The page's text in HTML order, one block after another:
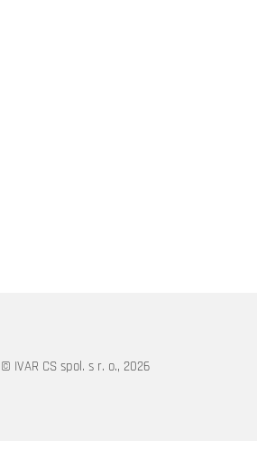
© IVAR CS spol. s r. o., 2026